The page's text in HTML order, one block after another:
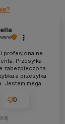
profesjonalne
Przesyłka
zabezpieczona.
a przesyłka
Jestem mega
0